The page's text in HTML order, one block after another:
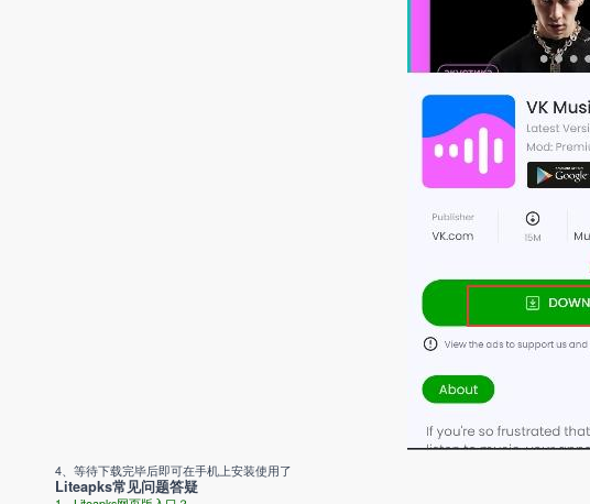
4、等待下载完毕后即可在手机上安装使用了
Liteapks常见问题答疑